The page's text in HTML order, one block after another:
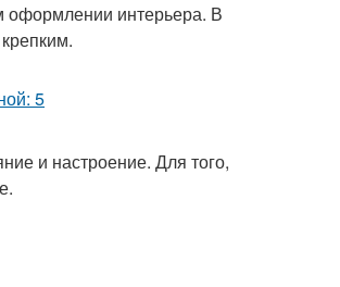
оформлении интерьера. В
и настроение. Для того,